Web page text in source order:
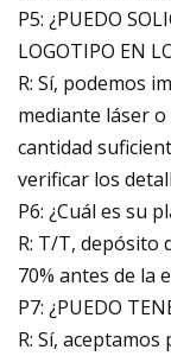
P5: ¿PUEDO
LOGOTIPO EN
R: Sí, podemos
mediante láser
cantidad
verificar los
P6: ¿Cuál es su
R: T/T, depósito
70% antes de la
P7: ¿PUEDO
R: Sí,